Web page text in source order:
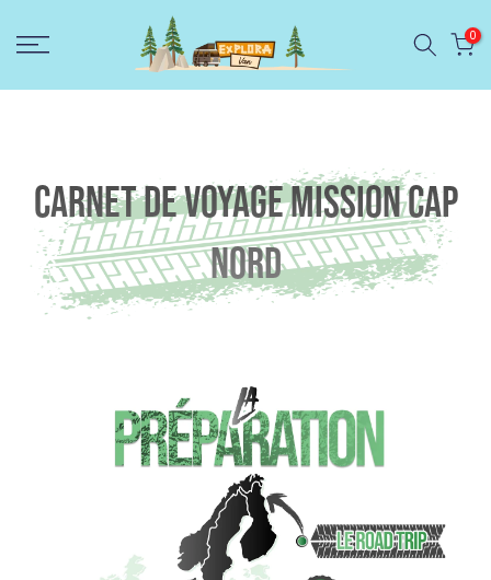
et
0
Carnet de voyage Mission Cap
Nord